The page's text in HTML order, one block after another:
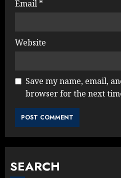
Email *
Website
Save my name, email,
browser for the next
SEARCH